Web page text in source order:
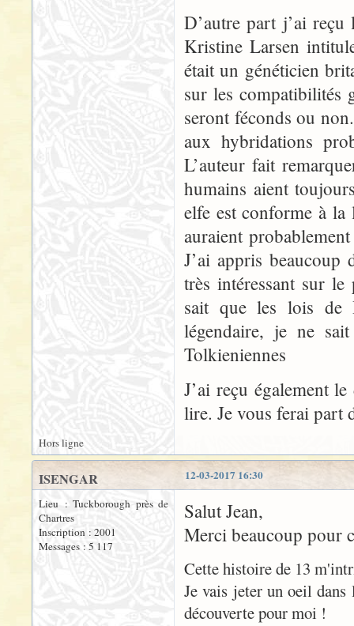
D’autre part j’ai
Kristine Larsen
était un généticien
sur les compatibilités
seront féconds ou
aux hybridations
L’auteur fait
humains aient
elfe est conforme à la
auraient
J’ai appris
très intéressant sur
sait que les lois de
légendaire, je ne
Tolkieniennes
J’ai reçu également
lire. Je vous ferai part
Hors ligne
12-03-2017 16:30
ISENGAR
Lieu : Tuckborough près de
Chartres
Inscription : 2001
Messages : 5 117
Salut Jean,
Merci beaucoup pour
Cette histoire de 13
Je vais jeter un oeil
découverte pour moi !